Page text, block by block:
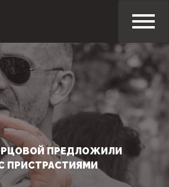
ПРЕДЛОЖИЛИ
ПРИСТРАСТИЯМИ